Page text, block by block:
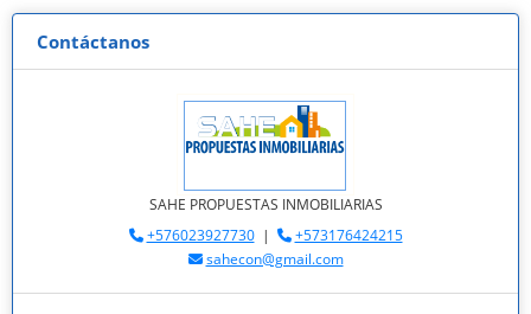
Contáctanos
SAHE PROPUESTAS INMOBILIARIAS
+576023927730|
+573176424215
sahecon@gmail.com